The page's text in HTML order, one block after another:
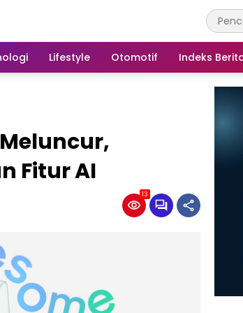
Lifestyle Otomotif Indeks
Fitur AI
13